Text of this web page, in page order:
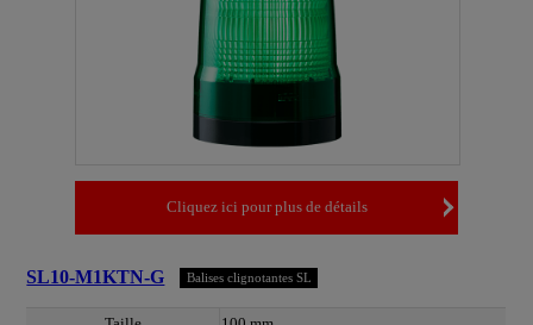
Cliquez ici pour plus de détails
SL10-M1KTN-G Balises clignotantes SL